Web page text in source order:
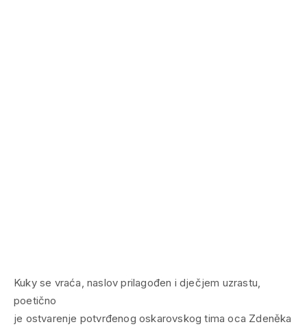
Kuky se vraća, naslov prilagođen i dječjem uzrastu,
poetično
je ostvarenje potvrđenog oskarovskog tima oca Zdeněka